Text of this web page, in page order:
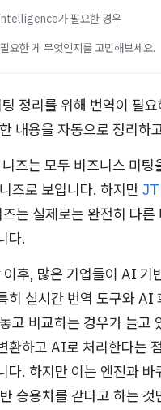
가 필요한 경우
요한 게 무엇인지를 고민해보세요.
정리를 위해 번역이 필
내용을 자동으로 정리하
즈는 모두 비즈니스 미팅
즈로 보입니다. 하지만
는 실제로는 완전히 다른
다.
후, 많은 기업들이 AI 기
히 실시간 번역 도구와 AI
고 비교하는 경우가 늘고
환하고 AI로 처리한다는
다. 하지만 이는 엔진과 바
승용차를 같다고 하는 것